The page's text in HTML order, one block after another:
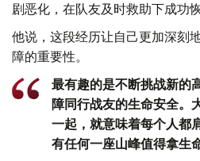
剧恶化，在队友及时救助下成功
他说，这段经历让自己更加深刻
障的重要性。
最有趣的是不断挑战新的
障同行战友的生命安全。
一起，就意味着每个人都
有任何一座山峰值得拿生